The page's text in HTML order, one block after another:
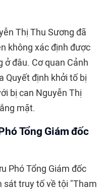
Thị Thu Sương đã
không xác định được
ở đâu. Cơ quan Cảnh
Quyết định khởi tố bị
bị can Nguyễn Thị
mặt.
Tổng Giám đốc
Phó Tổng Giám đốc
sát truy tố về tội "Tham